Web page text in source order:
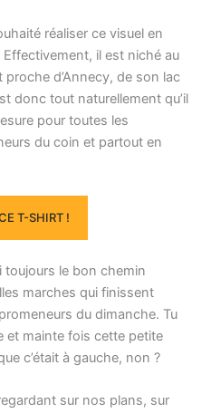
réaliser ce visuel en
il est niché au
d’Annecy, de son lac
donc tout naturellement qu’il
pour toutes les
du coin et partout en
T-SHIRT !
toujours le bon chemin
marches qui finissent
du dimanche. Tu
et mainte fois cette petite
c’était à gauche, non ?
sur nos plans, sur